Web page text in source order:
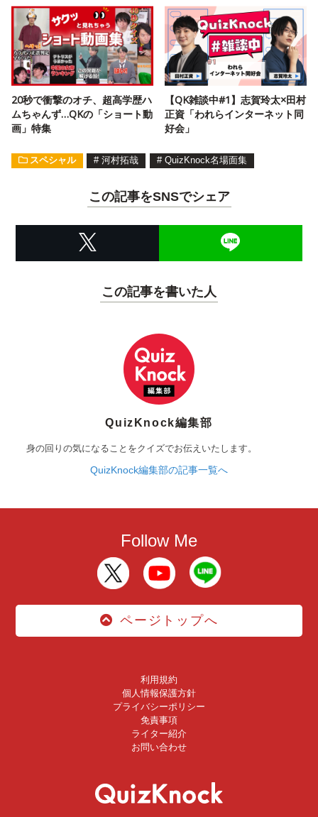
20秒で衝撃のオチ、超高学歴ハ
ムちゃんず…QKの「ショート動
画」特集
【QK雑談中#1】志賀玲太×田村
正資「われらインターネット同
好会」
スペシャル # 河村拓哉 # QuizKnock名場面集
この記事をSNSでシェア
この記事を書いた人
QuizKnock編集部
身の回りの気になることをクイズでお伝えいたします。
QuizKnock編集部の記事一覧へ
Follow Me
ページトップへ
利用規約
個人情報保護方針
プライバシーポリシー
免責事項
ライター紹介
お問い合わせ